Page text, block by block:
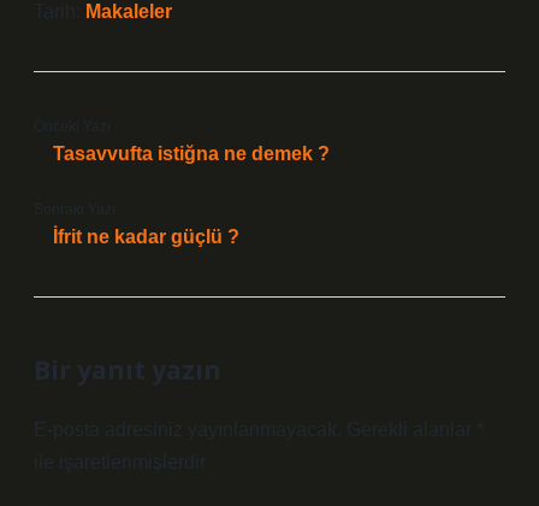
Tarih: Makaleler
Önceki Yazı
Tasavvufta istiğna ne demek ?
Sonraki Yazı
İfrit ne kadar güçlü ?
Bir yanıt yazın
E-posta adresiniz yayınlanmayacak. Gerekli alanlar *
ile işaretlenmişlerdir